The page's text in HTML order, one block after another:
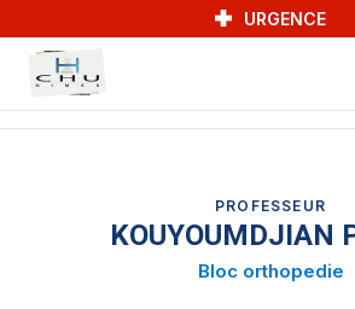
URGENCE
PROFESSEUR
KOUYOUMDJIAN
Bloc orthopedie